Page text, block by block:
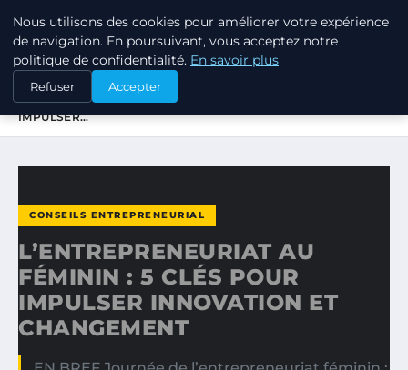
TUEZ-LES TOUS
ACCUEIL
CONSEILS ENTREPRENEURIAL
L’ENTREPRENEURIAT AU FÉMININ : 5 CLÉS POUR
IMPULSER…
CONSEILS ENTREPRENEURIAL
L’ENTREPRENEURIAT AU
FÉMININ : 5 CLÉS POUR
IMPULSER INNOVATION ET
CHANGEMENT
Nous utilisons des cookies pour améliorer votre expérience
de navigation. En poursuivant, vous acceptez notre
politique de confidentialité. En savoir plus
Refuser Accepter